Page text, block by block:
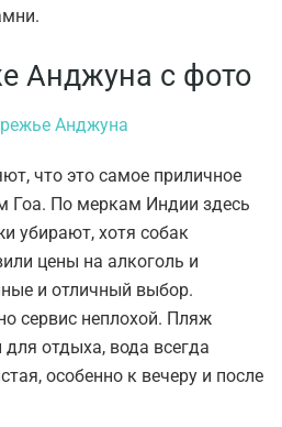
Анджуна с фото
что это самое приличное
Гоа. По меркам Индии здесь
убирают, хотя собак
цены на алкоголь и
и отличный выбор.
сервис неплохой. Пляж
отдыха, вода всегда
особенно к вечеру и после